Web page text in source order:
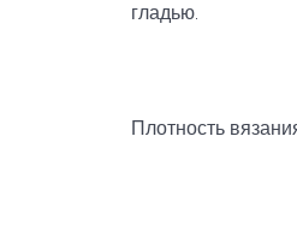
гладью.
Плотность